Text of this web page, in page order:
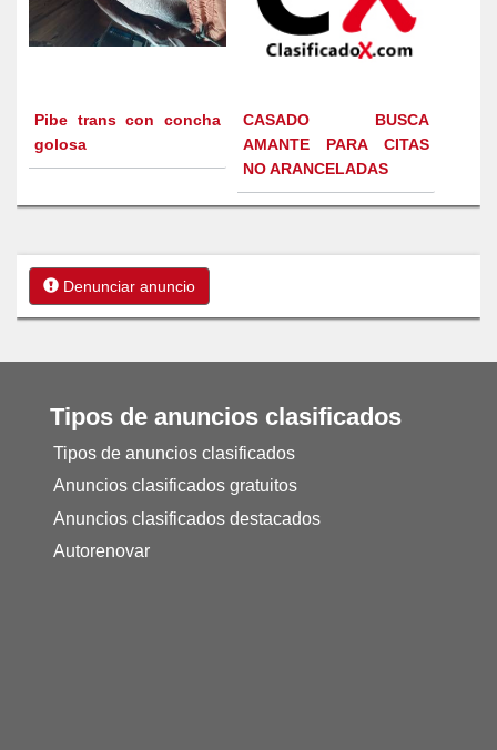
Pibe trans con concha
golosa
CASADO BUSCA
AMANTE PARA CITAS
NO ARANCELADAS
Denunciar anuncio
Tipos de anuncios clasificados
Tipos de anuncios clasificados
Anuncios clasificados gratuitos
Anuncios clasificados destacados
Autorenovar